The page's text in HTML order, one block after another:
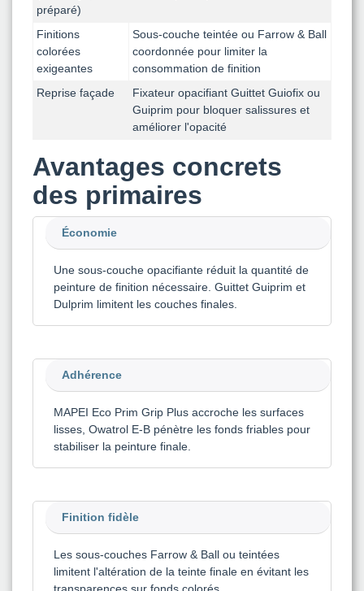
préparé)
Finitions
colorées
exigeantes
Sous-couche teintée ou Farrow & Ball
coordonnée pour limiter la
consommation de finition
Reprise façade
Fixateur opacifiant Guittet Guiofix ou
Guiprim pour bloquer salissures et
améliorer l'opacité
Avantages concrets
des primaires
Économie
Une sous-couche opacifiante réduit la quantité de
peinture de finition nécessaire. Guittet Guiprim et
Dulprim limitent les couches finales.
Adhérence
MAPEI Eco Prim Grip Plus accroche les surfaces
lisses, Owatrol E-B pénètre les fonds friables pour
stabiliser la peinture finale.
Finition fidèle
Les sous-couches Farrow & Ball ou teintées
limitent l'altération de la teinte finale en évitant les
transparences sur fonds colorés.